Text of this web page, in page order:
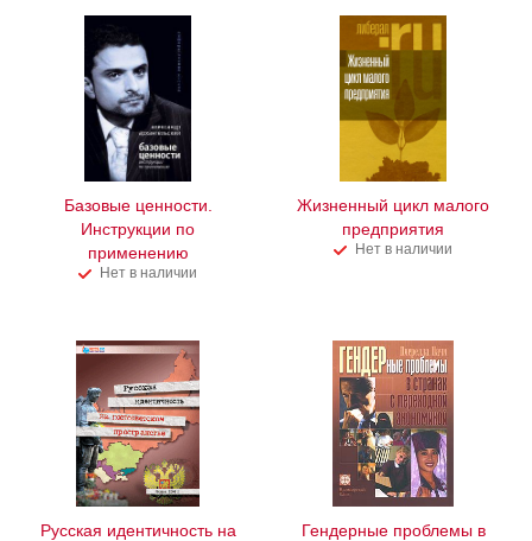
Базовые ценности.
Инструкции по
применению
Нет в наличии
Жизненный цикл малого
предприятия
Нет в наличии
Русская идентичность на
Гендерные проблемы в